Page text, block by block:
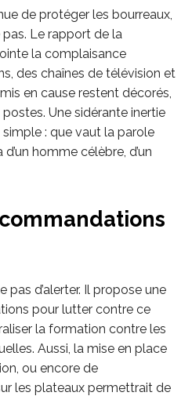
de protéger les bourreaux,
Le rapport de la
la complaisance
des chaînes de télévision et
en cause restent décorés,
Une sidérante inertie
: que vaut la parole
d’un homme célèbre, d’un
d’alerter. Il propose une
pour lutter contre ce
la formation contre les
Aussi, la mise en place
ou encore de
les plateaux permettrait de